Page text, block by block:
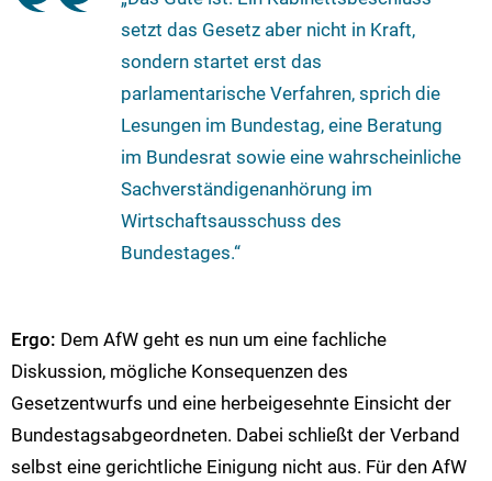
setzt das Gesetz aber nicht in Kraft,
sondern startet erst das
parlamentarische Verfahren, sprich die
Lesungen im Bundestag, eine Beratung
im Bundesrat sowie eine wahrscheinliche
Sachverständigenanhörung im
Wirtschaftsausschuss des
Bundestages.“
Ergo: Dem AfW geht es nun um eine fachliche
Diskussion, mögliche Konsequenzen des
Gesetzentwurfs und eine herbeigesehnte Einsicht der
Bundestagsabgeordneten. Dabei schließt der Verband
selbst eine gerichtliche Einigung nicht aus. Für den AfW